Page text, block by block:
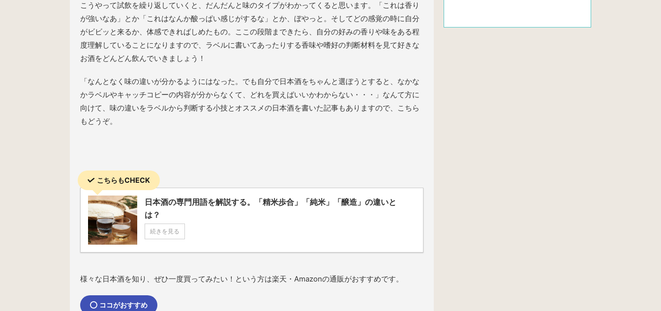
こうやって試飲を繰り返していくと、だんだんと味のタイプがわかってくると思います。「これは香り
が強いなあ」とか「これはなんか酸っぱい感じがするな」とか、ぼやっと。そしてどの感覚の時に自分
がビビッと来るか、体感できればしめたもの。ここの段階まできたら、自分の好みの香りや味をある程
度理解していることになりますので、ラベルに書いてあったりする香味や嗜好の判断材料を見て好きな
お酒をどんどん飲んでいきましょう！
「なんとなく味の違いが分かるようにはなった。でも自分で日本酒をちゃんと選ぼうとすると、なかな
かラベルやキャッチコピーの内容が分からなくて、どれを買えばいいかわからない・・・」なんて方に
向けて、味の違いをラベルから判断する小技とオススメの日本酒を書いた記事もありますので、こちら
もどうぞ。
こちらもCHECK
日本酒の専門用語を解説する。「精米歩合」「純米」「醸造」の違いと
は？
続きを見る
様々な日本酒を知り、ぜひ一度買ってみたい！という方は楽天・Amazonの通販がおすすめです。
ココがおすすめ